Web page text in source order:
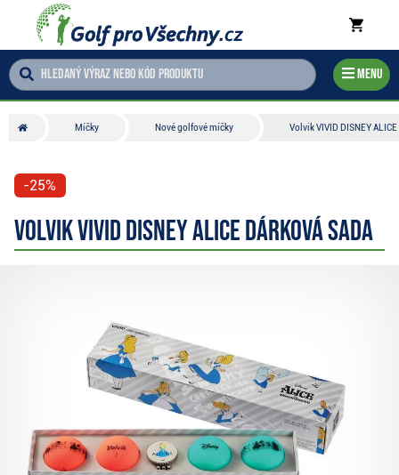
Menu
Míčky Nové golfové míčky Volvik VIVID DISNEY
-25%
Volvik VIVID DISNEY ALICE dárková sada